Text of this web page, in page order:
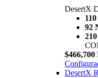
DesertX
92
DesertX